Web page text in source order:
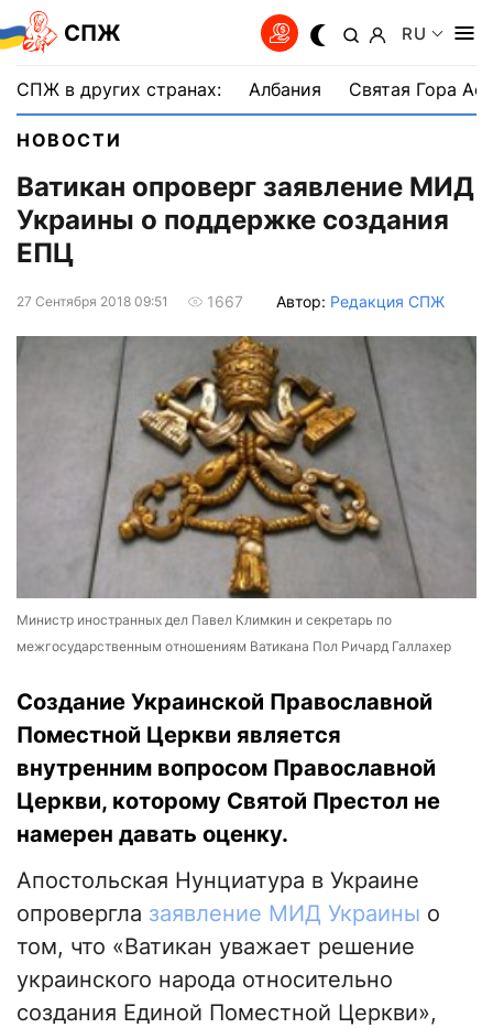
СПЖ RU
СПЖ в других странах: Албания Святая Гора
НОВОСТИ
Ватикан опроверг заявление МИД
Украины о поддержке создания
ЕПЦ
27 Сентября 2018 09:51 1667 Автор: Редакция СПЖ
Министр иностранных дел Павел Климкин и секретарь по
межгосударственным отношениям Ватикана Пол Ричард Галлахер
Создание Украинской Православной
Поместной Церкви является
внутренним вопросом Православной
Церкви, которому Святой Престол не
намерен давать оценку.
Апостольская Нунциатура в Украине
опровергла заявление МИД Украины о
том, что «Ватикан уважает решение
украинского народа относительно
создания Единой Поместной Церкви»,